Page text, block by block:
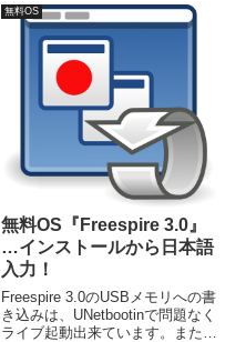
必要はなく、まるでHDDにイン
ストールしてあるみたいに使えま
す。このLiveUSBは、OSを選ぶ
ことで容量４G程度でも作成可
無料OS
無料OS『Freespire 3.0』
…インストールから日本語
入力！
Freespire 3.0のUSBメモリへの書
き込みは、UNetbootinで問題なく
ライブ起動出来ています。また、